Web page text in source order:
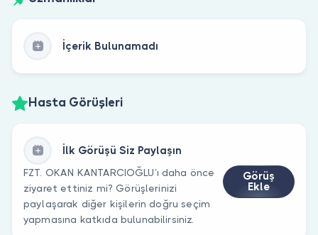
İçerik Bulunamadı
Hasta Görüşleri
İlk Görüşü Siz Paylaşın
FZT. OKAN KANTARCIOĞLU’ı daha önce
ziyaret ettiniz mi? Görüşlerinizi
paylaşarak diğer kişilerin doğru seçim
yapmasına katkıda bulunabilirsiniz.
Görüş
Ekle